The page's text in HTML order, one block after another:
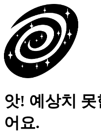
앗! 예상치
어요.